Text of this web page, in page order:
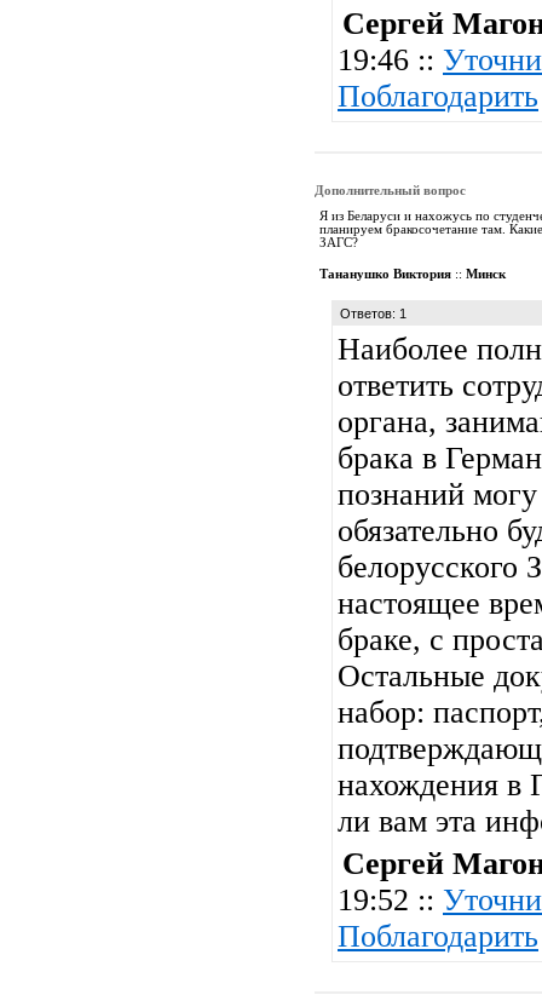
Сергей
19:46 ::
Поблагодарить
Дополнительный вопрос
Я из Беларуси и нахожусь по
планируем бракосочетание там.
ЗАГС?
Тананушко Виктория :: Минск
Ответов: 1
Наиболее
ответить
органа,
брака в
познаний
обязательно
белорусского
настоящее
браке, с
Остальные
набор:
нахождения в
ли вам эта
Сергей
19:52 ::
Поблагодарить